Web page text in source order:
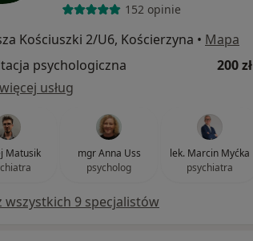
152 opinie
Kościuszki 2/U6, Kościerzyna • Mapa
psychologiczna
200 zł
usług
Matusik
mgr Anna Uss
psycholog
lek. Marcin Myćka
psychiatra
wszystkich 9 specjalistów